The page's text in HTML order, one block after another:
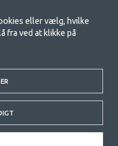
måde at samle familien på til
du tilhører, finder du alt, du
priser på familietelte,
camping og friluftsliv. Vores
med hensyn til kvalitet og
til at kontakte os,
vil vide mere om.
reserved.
eller vælg, hvilke
fra ved at klikke på